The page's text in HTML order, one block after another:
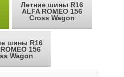
Летние шины R16
ALFA ROMEO 156
Cross Wagon
шины R16
156
Wagon